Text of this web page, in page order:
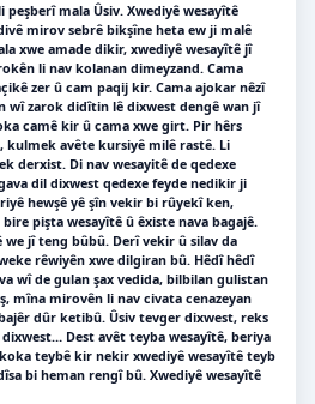
peşberî mala Ûsiv. Xwediyê wesayîtê
mirov sebrê bikşîne heta ew ji malê
xwe amade dikir, xwediyê wesayîtê jî
li nav kolanan dimeyzand. Cama
zer û cam paqij kir. Cama ajokar nêzî
wî zarok didîtin lê dixwest dengê wan jî
camê kir û cama xwe girt. Pir hêrs
avête kursiyê milê rastê. Li
derxist. Di nav wesayitê de qedexe
dil dixwest qedexe feyde nedikir ji
hewşê yê şîn vekir bi rûyekî ken,
pişta wesayîtê û êxiste nava bagajê.
we jî teng bûbû. Derî vekir û silav da
rêwiyên xwe dilgiran bû. Hêdî hêdî
wî de gulan şax vedida, bilbilan gulistan
mîna mirovên li nav civata cenazeyan
dûr ketibû. Ûsiv tevger dixwest, reks
Dest avêt teyba wesayîtê, beriya
teybê kir nekir xwediyê wesayîtê teyb
bi heman rengî bû. Xwediyê wesayîtê